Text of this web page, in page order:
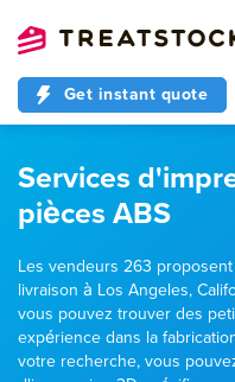
Get instant quote
Services
pièces ABS
Les vendeurs 263
livraison à Los Angeles,
vous pouvez trouver des
expérience dans la
votre recherche, vous